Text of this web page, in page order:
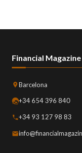
Financial Magazine
Barcelona
+34 654 396 840
+34 93 127 98 83